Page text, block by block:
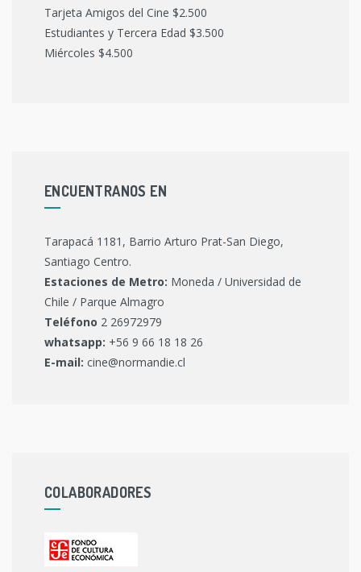
Tarjeta Amigos del Cine $2.500
Estudiantes y Tercera Edad $3.500
Miércoles $4.500
ENCUENTRANOS EN
Tarapacá 1181, Barrio Arturo Prat-San Diego,
Santiago Centro.
Estaciones de Metro: Moneda / Universidad de
Chile / Parque Almagro
Teléfono 2 26972979
whatsapp: +56 9 66 18 18 26
E-mail: cine@normandie.cl
COLABORADORES